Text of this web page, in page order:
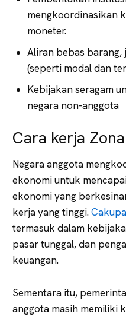
mengkoordinasikan
moneter.
Aliran bebas
(seperti modal dan
Kebijakan seragam
negara non-anggota
Cara kerja
Negara anggota
ekonomi untuk
ekonomi yang
kerja yang tinggi.
termasuk dalam
pasar tunggal, dan
keuangan.
Sementara itu,
anggota masih memiliki